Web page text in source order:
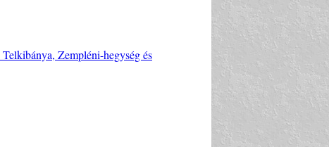
Zempléni-hegység és